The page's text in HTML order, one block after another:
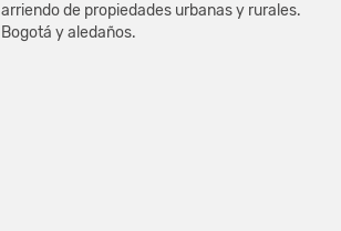
arriendo de propiedades urbanas y rurales.
Bogotá y aledaños.